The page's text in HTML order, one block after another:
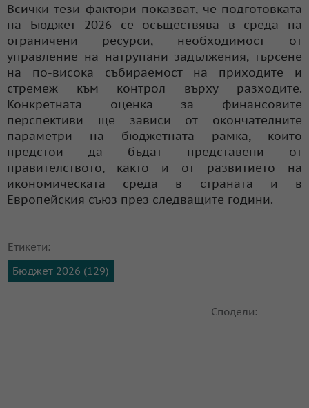
Всички тези фактори показват, че подготовката
на Бюджет 2026 се осъществява в среда на
ограничени ресурси, необходимост от
управление на натрупани задължения, търсене
на по-висока събираемост на приходите и
стремеж към контрол върху разходите.
Конкретната оценка за финансовите
перспективи ще зависи от окончателните
параметри на бюджетната рамка, които
предстои да бъдат представени от
правителството, както и от развитието на
икономическата среда в страната и в
Европейския съюз през следващите години.
Етикети:
Бюджет 2026 (129)
Сподели: